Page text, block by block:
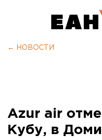
← НОВОСТИ
Azur air
Кубу, в